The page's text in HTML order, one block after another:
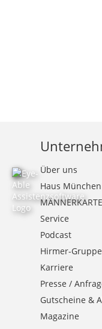
Über uns
Haus München
MÄNNERKARTE
Service
Podcast
Hirmer-Gruppe
Karriere
Presse /
Gutscheine &
Magazine